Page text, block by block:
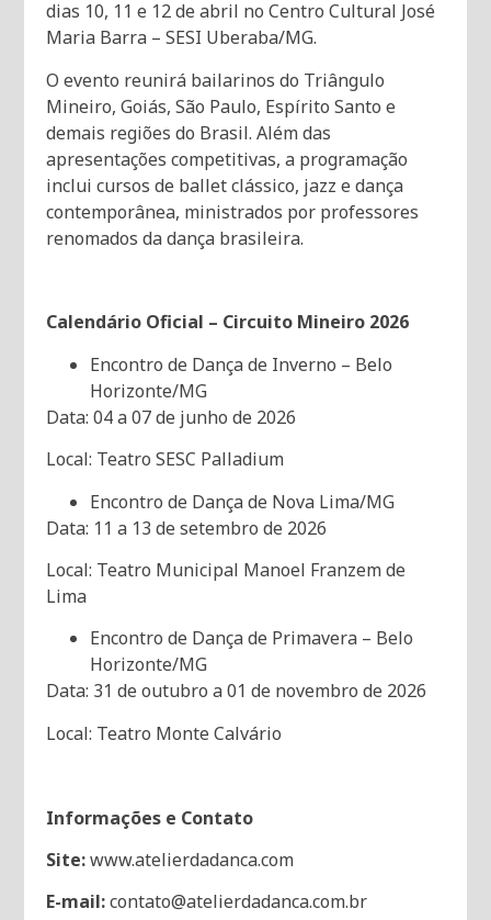
dias 10, 11 e 12 de abril no Centro Cultural José
Maria Barra – SESI Uberaba/MG.
O evento reunirá bailarinos do Triângulo
Mineiro, Goiás, São Paulo, Espírito Santo e
demais regiões do Brasil. Além das
apresentações competitivas, a programação
inclui cursos de ballet clássico, jazz e dança
contemporânea, ministrados por professores
renomados da dança brasileira.
Calendário Oficial – Circuito Mineiro 2026
Encontro de Dança de Inverno – Belo
Horizonte/MG
Data: 04 a 07 de junho de 2026
Local: Teatro SESC Palladium
Encontro de Dança de Nova Lima/MG
Data: 11 a 13 de setembro de 2026
Local: Teatro Municipal Manoel Franzem de
Lima
Encontro de Dança de Primavera – Belo
Horizonte/MG
Data: 31 de outubro a 01 de novembro de 2026
Local: Teatro Monte Calvário
Informações e Contato
Site:www.atelierdadanca.com
E-mail:contato@atelierdadanca.com.br